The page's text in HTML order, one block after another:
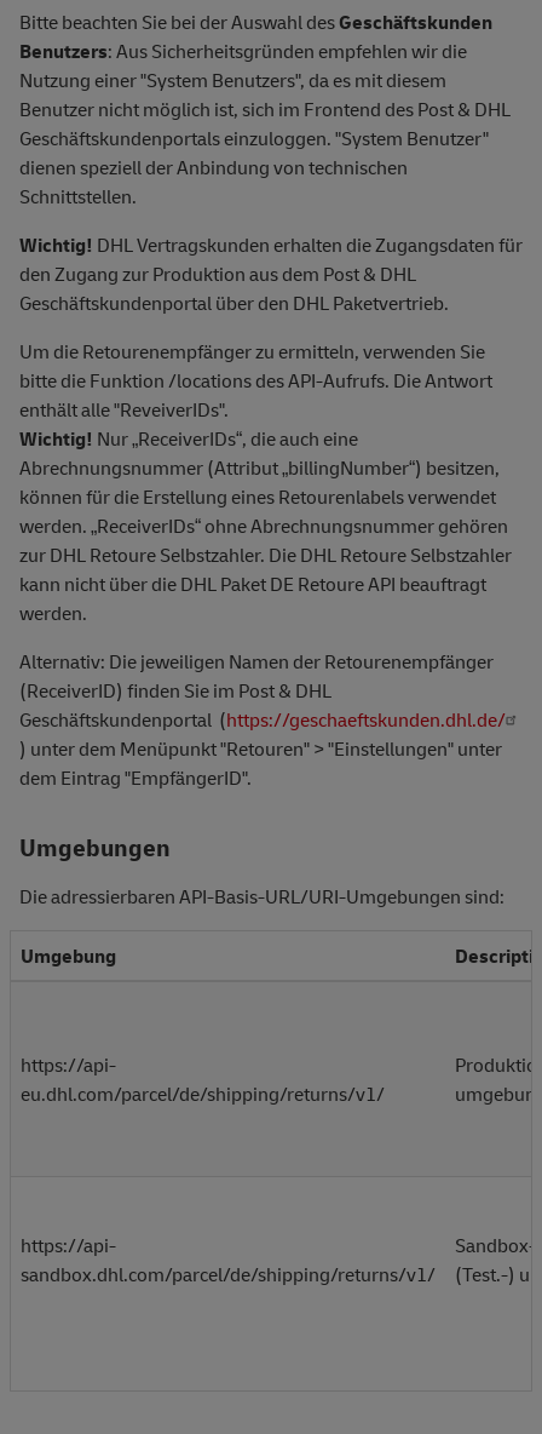
Norwegen
nor
Österreich
aut
Polen
pol
Portugal
prt
Rumänien
rou
Schweden
swe
Slowakei
svk
Slowenien
svn
Spanien
esp
Tschechien
cze
Ungarn
hun
Bitte beachten Sie bei der Auswahl desGeschäftskunden
Benutzers: Aus Sicherheitsgründen empfehlen wir die
Nutzung einer "System Benutzers", da es mit diesem
Benutzer nicht möglich ist, sich im Frontend des Post & DHL
Geschäftskundenportals einzuloggen. "System Benutzer"
dienen speziell der Anbindung von technischen
Schnittstellen.
Wichtig! DHL Vertragskunden erhalten die Zugangsdaten für
den Zugang zur Produktion aus dem Post & DHL
Geschäftskundenportal über den DHL Paketvertrieb.
Um die Retourenempfänger zu ermitteln, verwenden Sie
bitte die Funktion /locations des API-Aufrufs. Die Antwort
enthält alle "ReveiverIDs".
Wichtig! Nur „ReceiverIDs“, die auch eine
Abrechnungsnummer (Attribut „billingNumber“) besitzen,
können für die Erstellung eines Retourenlabels verwendet
werden. „ReceiverIDs“ ohne Abrechnungsnummer gehören
zur DHL Retoure Selbstzahler. Die DHL Retoure Selbstzahler
kann nicht über die DHL Paket DE Retoure API beauftragt
werden.
Alternativ: Die jeweiligen Namen der Retourenempfänger
(ReceiverID) finden Sie im Post & DHL
Geschäftskundenportal (https://geschaeftskunden.dhl.de/
) unter dem Menüpunkt "Retouren" > "Einstellungen" unter
dem Eintrag "EmpfängerID".
Umgebungen
Die adressierbaren API-Basis-URL/URI-Umgebungen sind:
Umgebung
https://api-
eu.dhl.com/parcel/de/shipping/returns/v1/
https://api-
sandbox.dhl.com/parcel/de/shipping/returns/v1/
Sandbox-
(Test.-)